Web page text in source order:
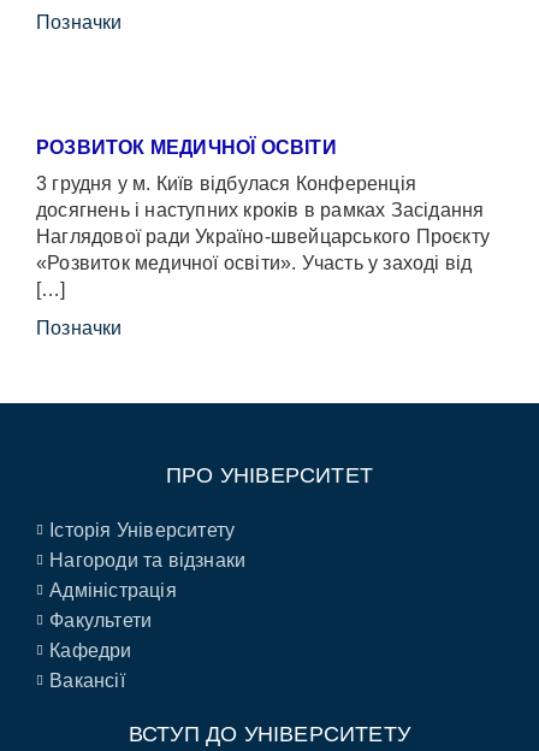
Позначки
РОЗВИТОК МЕДИЧНОЇ ОСВІТИ
3 грудня у м. Київ відбулася Конференція
досягнень і наступних кроків в рамках Засідання
Наглядової ради Україно-швейцарського Проєкту
«Розвиток медичної освіти». Участь у заході від
[…]
Позначки
ПРО УНІВЕРСИТЕТ
Історія Університету
Нагороди та відзнаки
Адміністрація
Факультети
Кафедри
Вакансії
ВСТУП ДО УНІВЕРСИТЕТУ